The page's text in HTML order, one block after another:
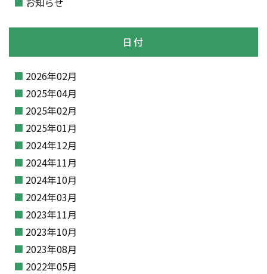
日付
2026年02月
2025年04月
2025年02月
2025年01月
2024年12月
2024年11月
2024年10月
2024年03月
2023年11月
2023年10月
2023年08月
2022年05月